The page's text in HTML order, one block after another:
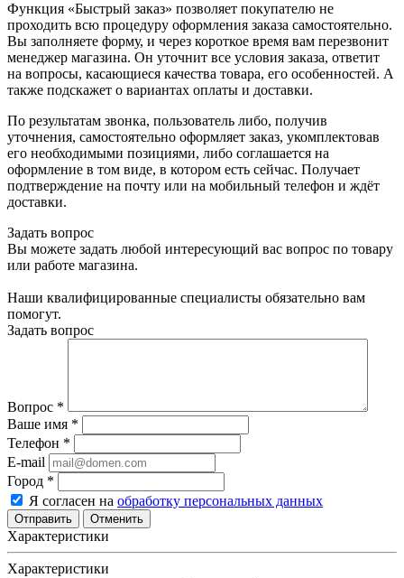
Функция «Быстрый заказ» позволяет покупателю не
проходить всю процедуру оформления заказа самостоятельно.
Вы заполняете форму, и через короткое время вам перезвонит
менеджер магазина. Он уточнит все условия заказа, ответит
на вопросы, касающиеся качества товара, его особенностей. А
также подскажет о вариантах оплаты и доставки.
По результатам звонка, пользователь либо, получив
уточнения, самостоятельно оформляет заказ, укомплектовав
его необходимыми позициями, либо соглашается на
оформление в том виде, в котором есть сейчас. Получает
подтверждение на почту или на мобильный телефон и ждёт
доставки.
Задать вопрос
Вы можете задать любой интересующий вас вопрос по товару
или работе магазина.
Наши квалифицированные специалисты обязательно вам
помогут.
Задать вопрос
Вопрос *
Ваше имя *
Телефон *
E-mail
Город *
Я согласен на обработку персональных данных
Отменить
Характеристики
Характеристики